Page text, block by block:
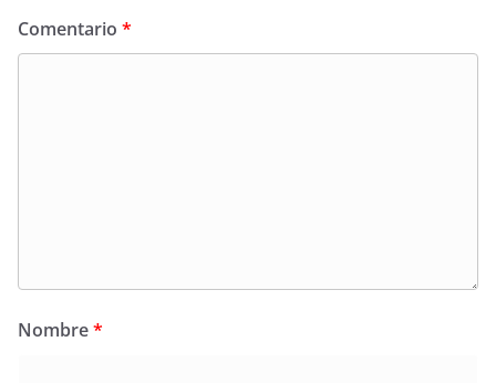
Comentario *
Nombre*